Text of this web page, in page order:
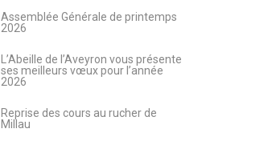
Assemblée Générale de printemps
2026
L’Abeille de l’Aveyron vous présente
ses meilleurs vœux pour l’année
2026
Reprise des cours au rucher de
Millau